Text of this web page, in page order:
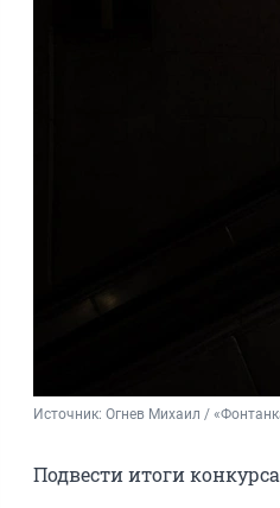
Источник: Огнев Михаил /
Подвести итоги